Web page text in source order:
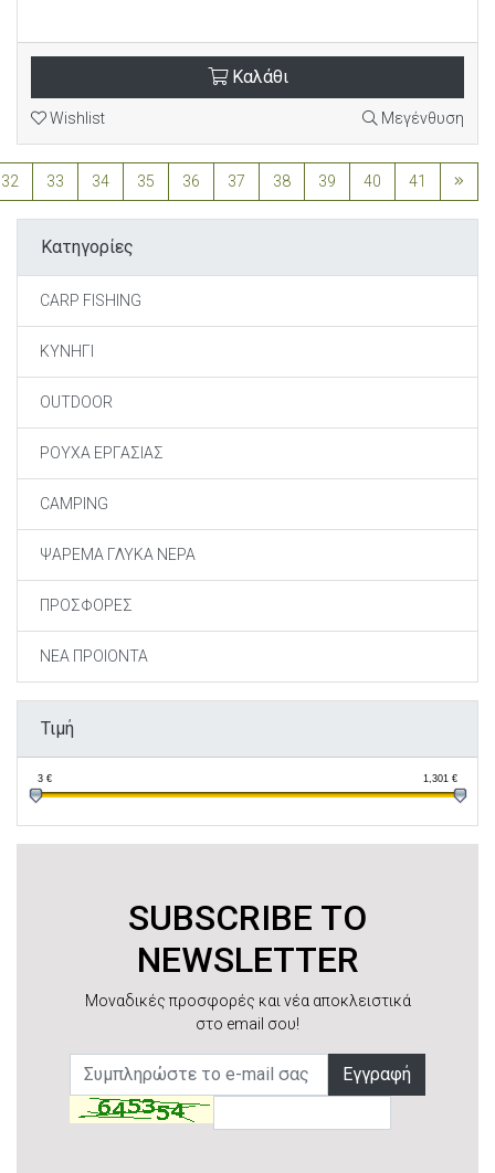
Κατηγορίες
CARP FISHING
ΚΥΝΗΓΙ
OUTDOOR
ΡΟΥΧΑ ΕΡΓΑΣΙΑΣ
CAMPING
ΨΑΡΕΜΑ ΓΛΥΚΑ ΝΕΡΑ
ΠΡΟΣΦΟΡΕΣ
ΝΕΑ ΠΡΟΙΟΝΤΑ
Τιμή
3 € 1,301 €
Καλάθι
Wishlist Μεγένθυση
32 33 34 35 36 37 38 39 40 41
SUBSCRIBE TO
NEWSLETTER
Μοναδικές προσφορές και νέα αποκλειστικά
στο email σου!
Εγγραφή